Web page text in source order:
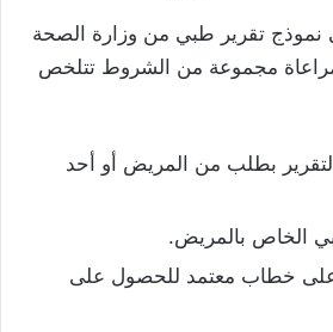
نموذج تقرير طبي من وزارة الصحة
مجموعة من الشروط تتلخص
بطلب من المريض أو أحد
الخاص بالمريض.
خطاب معتمد للحصول على